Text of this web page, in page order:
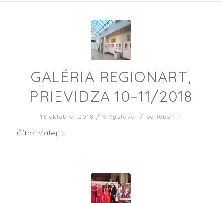
GALÉRIA REGIONART,
PRIEVIDZA 10–11/2018
13 októbra, 2018 / v Výstava / od lubomir
Čítať ďalej